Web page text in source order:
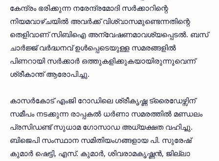
കേന്ദ്രം ഭരിക്കുന്ന നരേന്ദ്രമോദി സര്‍ക്കാറിന്റെ
നിയമവാഴ്ചയില്‍ അവര്‍ക്ക് വിശ്വാസമുണ്ടെന്നതിന്റെ
തെളിവാണ് സിബിഐ അന്വേഷണമാവശ്യപ്പെടല്‍. ബസ്
ചാര്‍ജ്ജ് വര്‍ദ്ധനവ് ഉള്‍പ്പെടെയുള്ള സമരങ്ങളില്‍
പിണറായി സര്‍ക്കാര്‍ ഒത്തുകളിക്കുകയായിരുന്നുവെന്ന്
ശ്രീകാന്ത് ആരോപിച്ചു.
കാസര്‍കോട് എംജി റോഡിലെ ശ്രീകൃഷ്ണ ട്രൈഡേഴ്സിന്
സമീപം നടക്കുന്ന രാപ്പകല്‍ ധര്‍ണാ സമരത്തില്‍ മണ്ഡലം
പ്രസിഡണ്ട് സുധാമ ഗോസാഡ അധ്യക്ഷത വഹിച്ചു.
ബിജെപി സംസ്ഥാന സമിതിയംഗങ്ങളായ പി. സുരേഷ്
കുമാര്‍ ഷെട്ടി, എസ്. കുമാര്‍, ശിവരാമകൃഷ്ണന്‍, ജില്ലാ